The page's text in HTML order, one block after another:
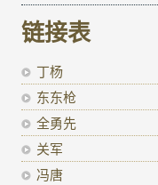
链接表
丁杨
东东枪
全勇先
关军
冯唐